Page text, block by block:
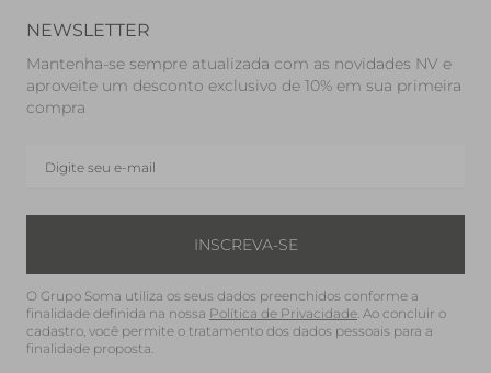
NEWSLETTER
Mantenha-se sempre atualizada com as novidades NV e
aproveite um desconto exclusivo de 10% em sua primeira
compra
INSCREVA-SE
O Grupo Soma utiliza os seus dados preenchidos conforme a
finalidade definida na nossa Política de Privacidade. Ao concluir o
cadastro, você permite o tratamento dos dados pessoais para a
finalidade proposta.